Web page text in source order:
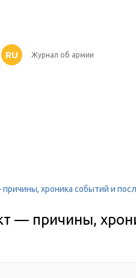
RU Журнал об армии
хроника событий и
— причины,